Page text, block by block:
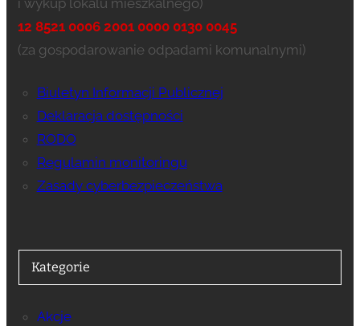
i wykup lokalu mieszkalnego)
12 8521 0006 2001 0000 0130 0045
(za gospodarowanie odpadami komunalnymi)
Biuletyn Informacji Publicznej
Deklaracja dostępności
RODO
Regulamin monitoringu
Zasady cyberbezpieczeństwa
Kategorie
Akcje